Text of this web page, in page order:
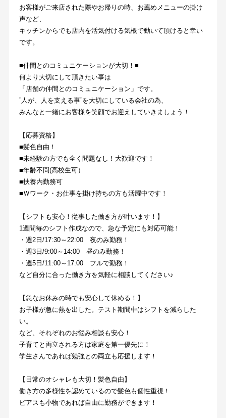
お客様がご来店された際やお帰りの時、お薦めメニューの掛け
声など、
キッチンからでも店内を活気付ける気概で動いて頂けると幸い
です。
■仲間とのコミュニケーションが大切！■
何より大切にして頂きたい事は
「店舗の仲間とのコミュニケーション」です。
”人が、人を支える事”を大切にしている会社の為、
みんなと一緒にお客様を笑顔でお迎えしていきましょう！
【応募資格】
■髪色自由！
■未経験の方でも全く問題なし！大歓迎です！
■年齢不問(高校生可）
■扶養内勤務可
■Ｗワーク・お仕事を掛け持ちの方も活躍中です！
【シフトも安心！従事した働き方が叶います！】
1週間毎のシフト作成なので、急な予定にも対応可能！
・週2日/17:30～22:00　夜のみ勤務！
・週3日/9:00～14:00　昼のみ勤務！
・週5日/11:00～17:00　フルで勤務！
など自分に合った働き方を気軽に相談してください♪
【急なお休みの時でも安心して休める！】
お子様が急に熱を出した。テスト期間中はシフトを減らした
い。
など、それぞれのお悩み相談も安心！
子育てと両立される方は家庭を第一優先に！
学生さんであれば勉強との両立も応援します！
【日常のオシャレも大切！髪色自由】
働き方の多様性を認めているので髪色も個性重視！
ピアスも小物であれば自由に勤務ができます！